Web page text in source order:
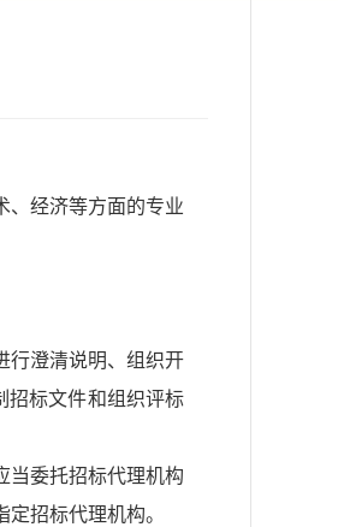
、经济等方面的专业
行澄清说明、组织开
招标文件和组织评标
当委托招标代理机构
招标代理机构。